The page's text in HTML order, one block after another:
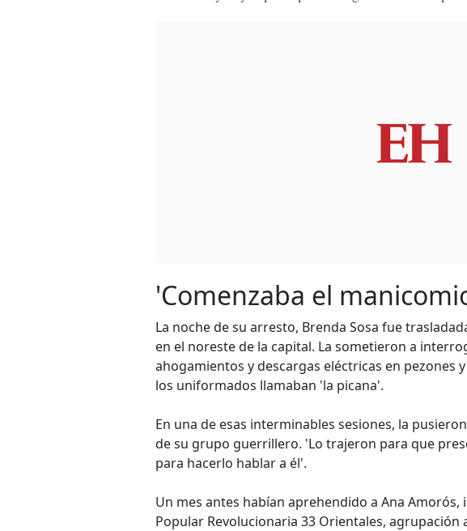
'Comenzaba el
La noche de su arresto, Brenda Sosa fue
en el noreste de la capital. La sometieron a
ahogamientos y descargas eléctricas en pezones
los uniformados llamaban 'la picana'.
En una de esas interminables sesiones, la
de su grupo guerrillero. 'Lo trajeron para que
para hacerlo hablar a él'.
Un mes antes habían aprehendido a Ana
Popular Revolucionaria 33 Orientales,